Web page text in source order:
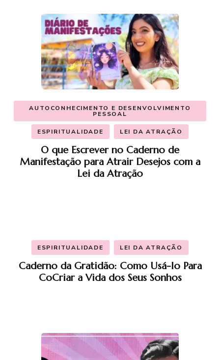
AUTOCONHECIMENTO E DESENVOLVIMENTO
PESSOAL
ESPIRITUALIDADE LEI DA ATRAÇÃO
O que Escrever no Caderno de
Manifestação para Atrair Desejos com a
Lei da Atração
ESPIRITUALIDADE LEI DA ATRAÇÃO
Caderno da Gratidão: Como Usá-lo Para
CoCriar a Vida dos Seus Sonhos